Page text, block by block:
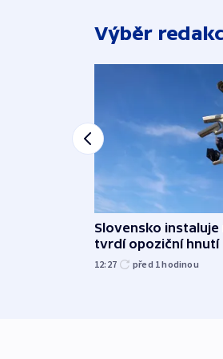
Výběr
Slovensko instaluje
tvrdí opoziční hnutí
12:27 před 1hodinou